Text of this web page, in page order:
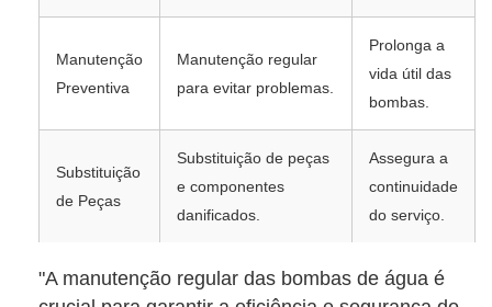
Manutenção
Preventiva
Manutenção regular
para evitar problemas.
Prolonga a
vida útil das
bombas.
Substituição
de Peças
Substituição de peças
e componentes
danificados.
Assegura a
continuidade
do serviço.
"A manutenção regular das bombas de água é